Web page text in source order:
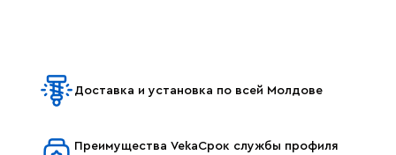
Доставка и установка по всей Молдове
Преимущества VekaСрок службы профиля